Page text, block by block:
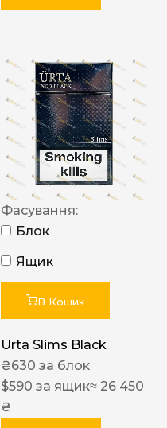
Фасування:
Блок
Ящик
В Кошик
Urta Slims Black
₴630 за блок
$590 за ящик≈ 26 450
₴